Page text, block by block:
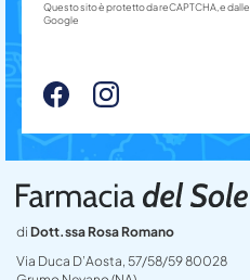
di Dott.ssa Rosa Romano
Via Duca D’Aosta, 57/58/59 80028
Questo sito è protetto da reCAPTCHA, e dalle
Google